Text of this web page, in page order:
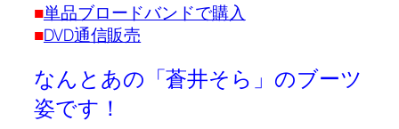
■単品ブロードバンドで購入
■DVD通信販売
なんとあの「蒼井そら」のブーツ
姿です！